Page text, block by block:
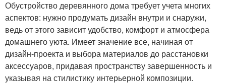
Обустройство деревянного дома требует учета многих
аспектов: нужно продумать дизайн внутри и снаружи,
ведь от этого зависит удобство, комфорт и атмосфера
домашнего уюта. Имеет значение все, начиная от
дизайн-проекта и выбора материалов до расстановки
аксессуаров, придавая пространству завершенность и
указывая на стилистику интерьерной композиции.